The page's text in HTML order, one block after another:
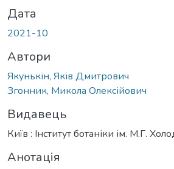
Дата
2021-10
Автори
Якунькін, Яків Дмитрович
Згонник, Микола Олексійович
Видавець
Київ : Інститут ботаніки ім. М.Г.
Анотація